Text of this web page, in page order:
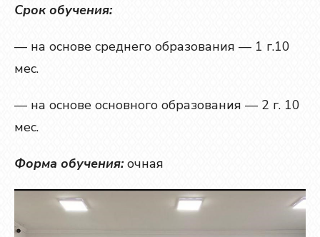
Срок обучения:
— на основе среднего образования — 1 г.10
мес.
— на основе основного образования — 2 г. 10
мес.
Форма обучения: очная